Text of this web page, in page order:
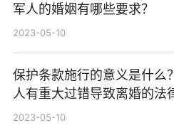
军人的婚姻有哪些要求？
2023-05-10
保护条款施行的意义是什么
人有重大过错导致离婚的法
果有哪些？
2023-05-10